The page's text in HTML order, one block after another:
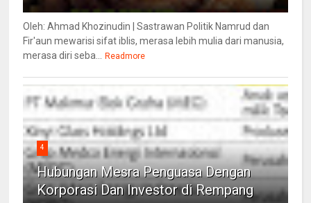
Oleh: Ahmad Khozinudin | Sastrawan Politik Namrud dan
Fir'aun mewarisi sifat iblis, merasa lebih mulia dari manusia,
merasa diri seba... Readmore
4
Hubungan Mesra Penguasa Dengan
Korporasi Dan Investor di Rempang